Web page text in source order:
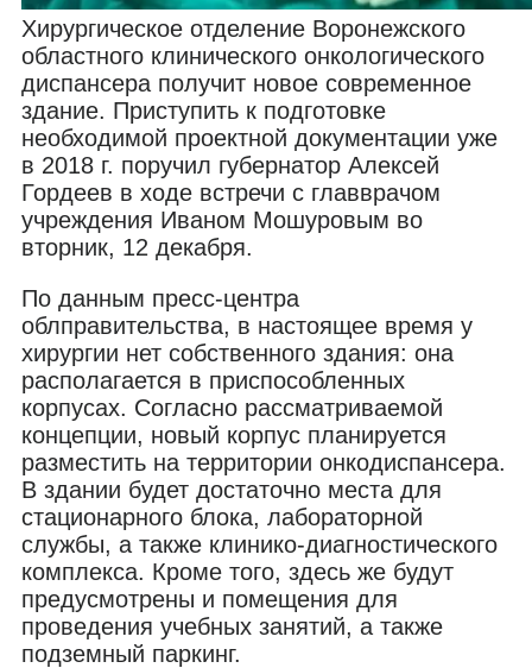
Хирургическое отделение Воронежского
областного клинического онкологического
диспансера получит новое современное
здание. Приступить к подготовке
необходимой проектной документации уже
в 2018 г. поручил губернатор Алексей
Гордеев в ходе встречи с главврачом
учреждения Иваном Мошуровым во
вторник, 12 декабря.
По данным пресс-центра
облправительства, в настоящее время у
хирургии нет собственного здания: она
располагается в приспособленных
корпусах. Согласно рассматриваемой
концепции, новый корпус планируется
разместить на территории онкодиспансера.
В здании будет достаточно места для
стационарного блока, лабораторной
службы, а также клинико-диагностического
комплекса. Кроме того, здесь же будут
предусмотрены и помещения для
проведения учебных занятий, а также
подземный паркинг.